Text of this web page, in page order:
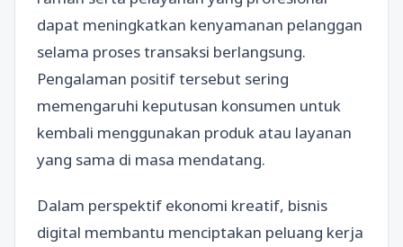
dapat meningkatkan kenyamanan pelanggan
selama proses transaksi berlangsung.
Pengalaman positif tersebut sering
memengaruhi keputusan konsumen untuk
kembali menggunakan produk atau layanan
yang sama di masa mendatang.
Dalam perspektif ekonomi kreatif, bisnis
digital membantu menciptakan peluang kerja